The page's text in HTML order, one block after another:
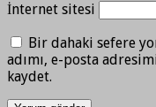
İnternet sitesi
Bir dahaki sefere
adımı, e-posta
kaydet.